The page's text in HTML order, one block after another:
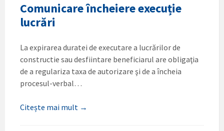
Comunicare încheiere execuție
lucrări
La expirarea duratei de executare a lucrărilor de
constructie sau desfiintare beneficiarul are obligaţia
de a regulariza taxa de autorizare şi de a încheia
procesul-verbal…
Citește mai mult →